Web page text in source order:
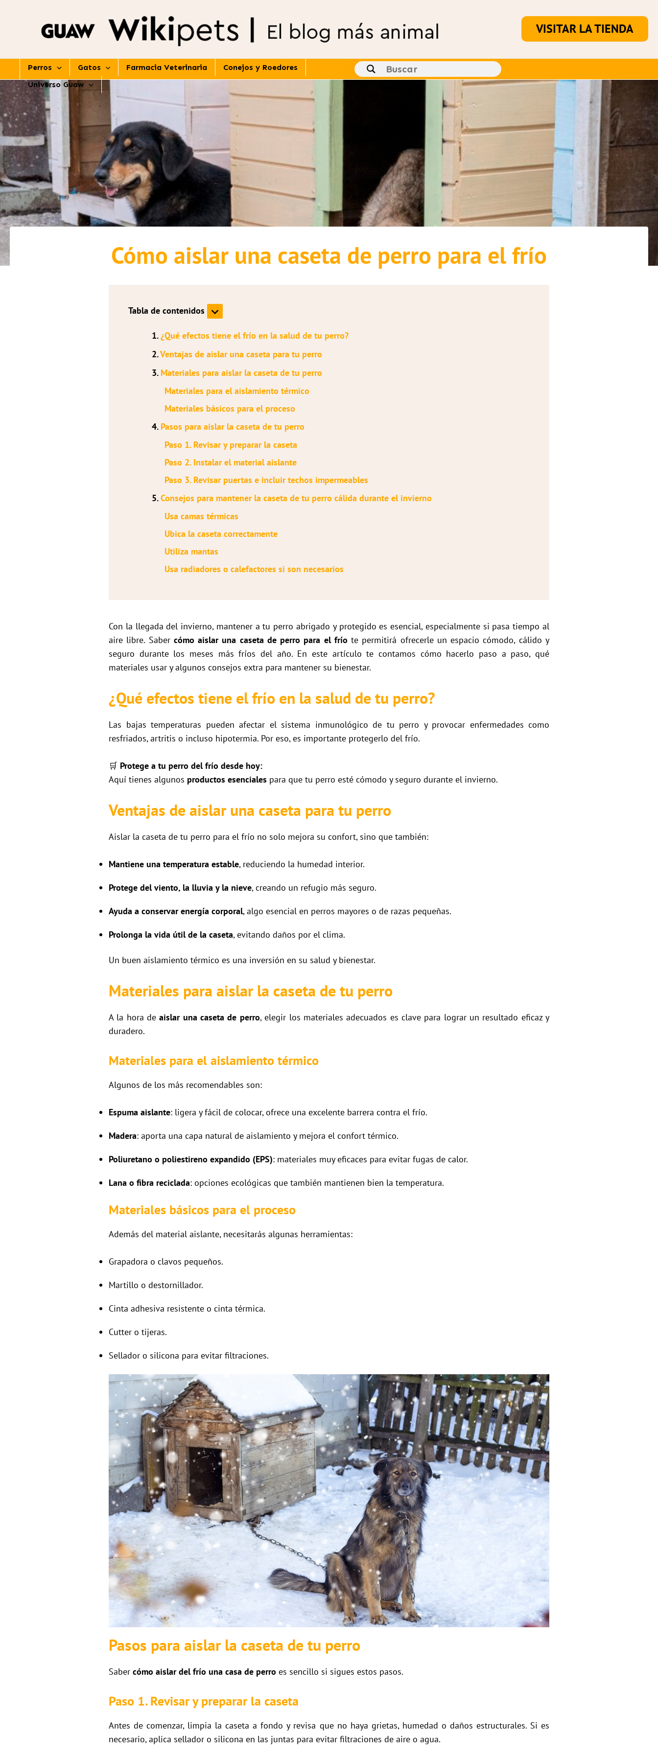
VISITAR LA TIENDA
Perros Gatos Farmacia Veterinaria
Conejos y Roedores
Universo Guaw
Cómo aislar una caseta de perro para el frío
Tabla de contenidos
1.¿Qué efectos tiene el frío en la salud de tu perro?
2.Ventajas de aislar una caseta para tu perro
3. Materiales para aislar la caseta de tu perro
Materiales para el aislamiento térmico
Materiales básicos para el proceso
4. Pasos para aislar la caseta de tu perro
Paso 1. Revisar y preparar la caseta
Paso 2. Instalar el material aislante
Paso 3. Revisar puertas e incluir techos impermeables
5.Consejos para mantener la caseta de tu perro cálida durante el invierno
Usa camas térmicas
Ubica la caseta correctamente
Utiliza mantas
Usa radiadores o calefactores si son necesarios
Con la llegada del invierno, mantener a tu perro abrigado y protegido es esencial, especialmente si pasa tiempo al
aire libre. Saber cómo aislar una caseta de perro para el frío te permitirá ofrecerle un espacio cómodo, cálido y
seguro durante los meses más fríos del año. En este artículo te contamos cómo hacerlo paso a paso, qué
materiales usar y algunos consejos extra para mantener su bienestar.
¿Qué efectos tiene el frío en la salud de tu perro?
Las bajas temperaturas pueden afectar el sistema inmunológico de tu perro y provocar enfermedades como
resfriados, artritis o incluso hipotermia. Por eso, es importante protegerlo del frío.
🛒 Protege a tu perro del frío desde hoy:
Aquí tienes algunos productos esenciales para que tu perro esté cómodo y seguro durante el invierno.
Ventajas de aislar una caseta para tu perro
Aislar la caseta de tu perro para el frío no solo mejora su confort, sino que también:
Mantiene una temperatura estable, reduciendo la humedad interior.
Protege del viento, la lluvia y la nieve, creando un refugio más seguro.
Ayuda a conservar energía corporal, algo esencial en perros mayores o de razas pequeñas.
Prolonga la vida útil de la caseta, evitando daños por el clima.
Un buen aislamiento térmico es una inversión en su salud y bienestar.
Materiales para aislar la caseta de tu perro
A la hora deaislar una caseta de perro, elegir los materiales adecuados es clave para lograr un resultado eficaz y
duradero.
Materiales para el aislamiento térmico
Algunos de los más recomendables son:
Espuma aislante: ligera y fácil de colocar, ofrece una excelente barrera contra el frío.
Madera: aporta una capa natural de aislamiento y mejora el confort térmico.
Poliuretano o poliestireno expandido (EPS): materiales muy eficaces para evitar fugas de calor.
Lana o fibra reciclada: opciones ecológicas que también mantienen bien la temperatura.
Materiales básicos para el proceso
Además del material aislante, necesitarás algunas herramientas:
Grapadora o clavos pequeños.
Martillo o destornillador.
Cinta adhesiva resistente o cinta térmica.
Cutter o tijeras.
Sellador o silicona para evitar filtraciones.
Pasos para aislar la caseta de tu perro
Saber cómo aislar del frío una casa de perro es sencillo si sigues estos pasos.
Paso 1. Revisar y preparar la caseta
Antes de comenzar, limpia la caseta a fondo y revisa que no haya grietas, humedad o daños estructurales. Si es
necesario, aplica sellador o silicona en las juntas para evitar filtraciones de aire o agua.